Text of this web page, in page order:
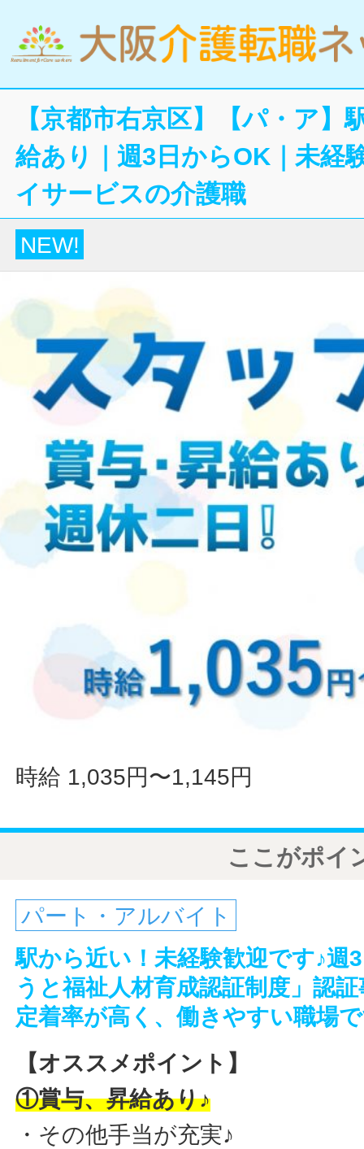
【京都市右京区】【パ・ア】
給あり｜週3日からOK｜未経
イサービスの介護職
NEW!
時給 1,035円〜1,145円
ここがポイ
パート・アルバイト
駅から近い！未経験歓迎です♪週
うと福祉人材育成認証制度」認
定着率が高く、働きやすい職場
【オススメポイント】
①賞与、昇給あり♪
・その他手当が充実♪